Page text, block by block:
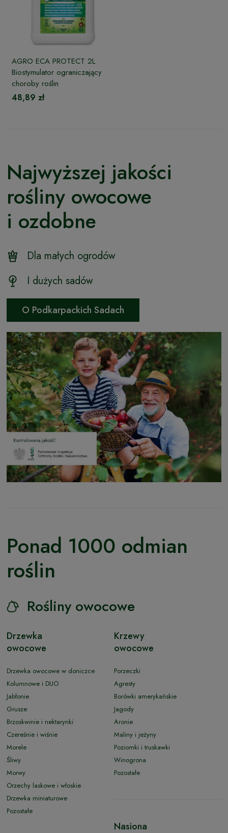
AGRO ECA PROTECT 2L
Biostymulator ograniczający
choroby roślin
48,89 zł
Najwyższej jakości
rośliny owocowe
i ozdobne
Dla małych ogrodów
I dużych sadów
O Podkarpackich Sadach
Ponad 1000 odmian
roślin
Rośliny owocowe
Drzewka
owocowe
Drzewka owocowe w doniczce
Kolumnowe i DUO
Jabłonie
Grusze
Brzoskwinie i nektarynki
Czereśnie i wiśnie
Morele
Śliwy
Morwy
Orzechy laskowe i włoskie
Drzewka miniaturowe
Pozostałe
Krzewy
owocowe
Porzeczki
Agresty
Borówki amerykańskie
Jagody
Aronie
Maliny i jeżyny
Poziomki i truskawki
Winogrona
Pozostałe
Nasiona